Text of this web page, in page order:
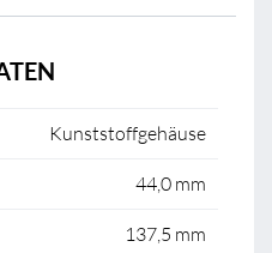
Kunststoffgehäuse
44,0 mm
137,5 mm